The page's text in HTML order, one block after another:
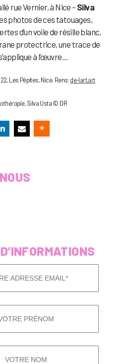
rue Vernier, à Nice – Silva
photos de ces tatouages,
d’un voile de résille blanc,
protectrice, une trace de
à l’œuvre…
Les Pépites, Nice. Rens: de-lart.art
, Silva Usta © DR